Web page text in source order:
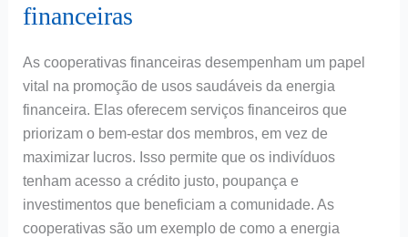
financeiras
As cooperativas financeiras desempenham um papel
vital na promoção de usos saudáveis da energia
financeira. Elas oferecem serviços financeiros que
priorizam o bem-estar dos membros, em vez de
maximizar lucros. Isso permite que os indivíduos
tenham acesso a crédito justo, poupança e
investimentos que beneficiam a comunidade. As
cooperativas são um exemplo de como a energia